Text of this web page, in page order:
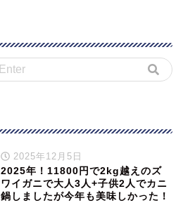
2025年12月5日
2025年！11800円で2kg越えのズ
ワイガニで大人3人+子供2人でカニ
鍋しましたが今年も美味しかった！